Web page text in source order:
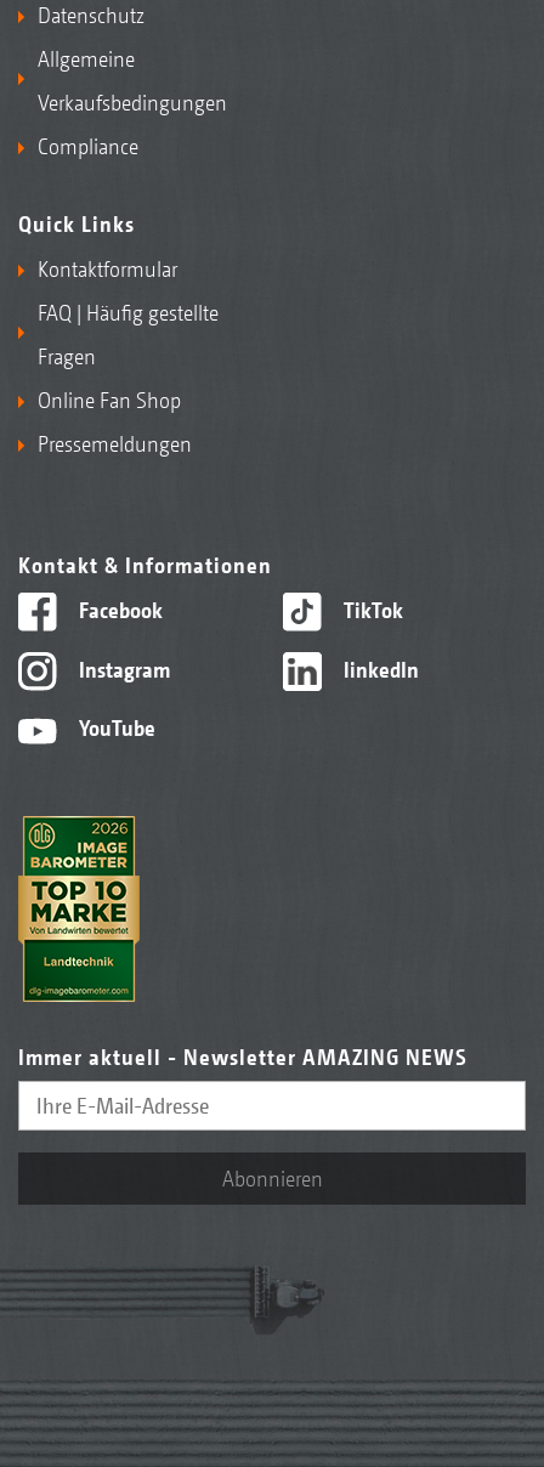
Datenschutz
Allgemeine
Verkaufsbedingungen
Compliance
Quick Links
Kontaktformular
FAQ | Häufig gestellte
Fragen
Online Fan Shop
Pressemeldungen
Kontakt & Informationen
Facebook
Instagram
YouTube
TikTok
linkedIn
Immer aktuell - Newsletter AMAZING NEWS
Abonnieren